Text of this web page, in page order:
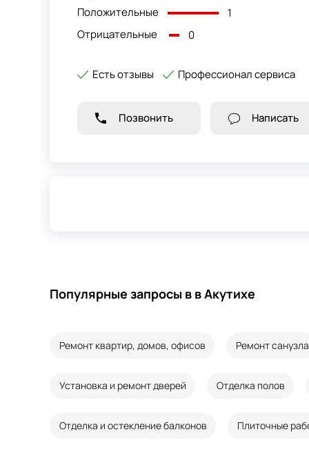
Положительные
1
Отрицательные
0
Есть отзывы Профессионал сервиса
Позвонить Написать
Популярные запросы в в Акутихе
Ремонт квартир, домов, офисов Ремонт санузла
Установка и ремонт дверей Отделка полов
Отделка и остекление балконов Плиточные